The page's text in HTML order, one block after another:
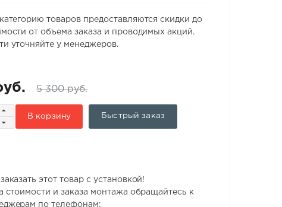
товаров предоставляются скидки до
от объема заказа и проводимых акций.
уточняйте у менеджеров.
5 300 руб.
В корзину Быстрый заказ
этот товар с установкой!
стоимости и заказа монтажа обращайтесь к
по телефонам: